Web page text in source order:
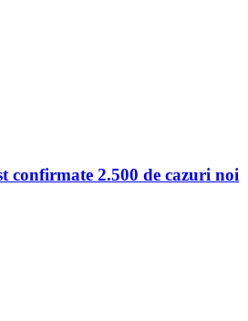
confirmate 2.500 de cazuri noi